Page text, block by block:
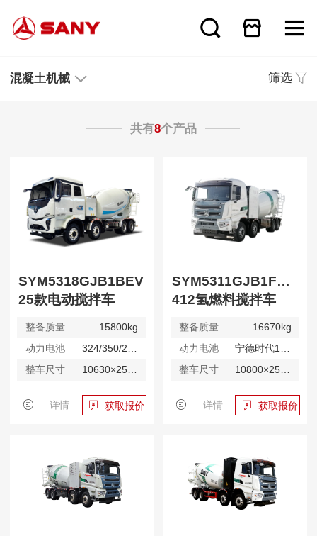
混凝土机械 筛选
共有8个产品
SYM5318GJB1BEV
25款电动搅拌车
整备质量
15800kg
动力电池
整车尺寸
10630×2530×3980mm
详情 获取报价
SYM5311GJB1FCEV
412氢燃料搅拌车
整备质量
16670kg
动力电池
整车尺寸
详情 获取报价